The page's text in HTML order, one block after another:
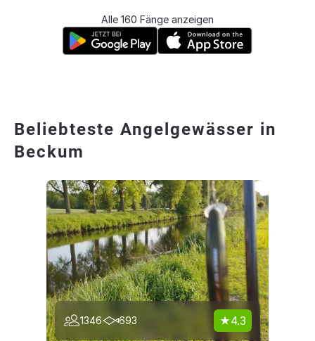
Alle 160 Fänge anzeigen
Beliebteste Angelgewässer in
Beckum
1346 693 4.3